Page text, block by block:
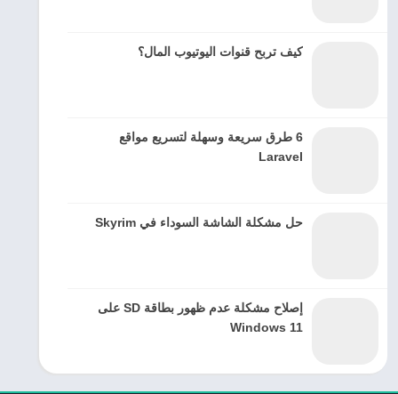
كيف تربح قنوات اليوتيوب المال؟
6 طرق سريعة وسهلة لتسريع مواقع
Laravel
حل مشكلة الشاشة السوداء في Skyrim
إصلاح مشكلة عدم ظهور بطاقة SD على
Windows 11